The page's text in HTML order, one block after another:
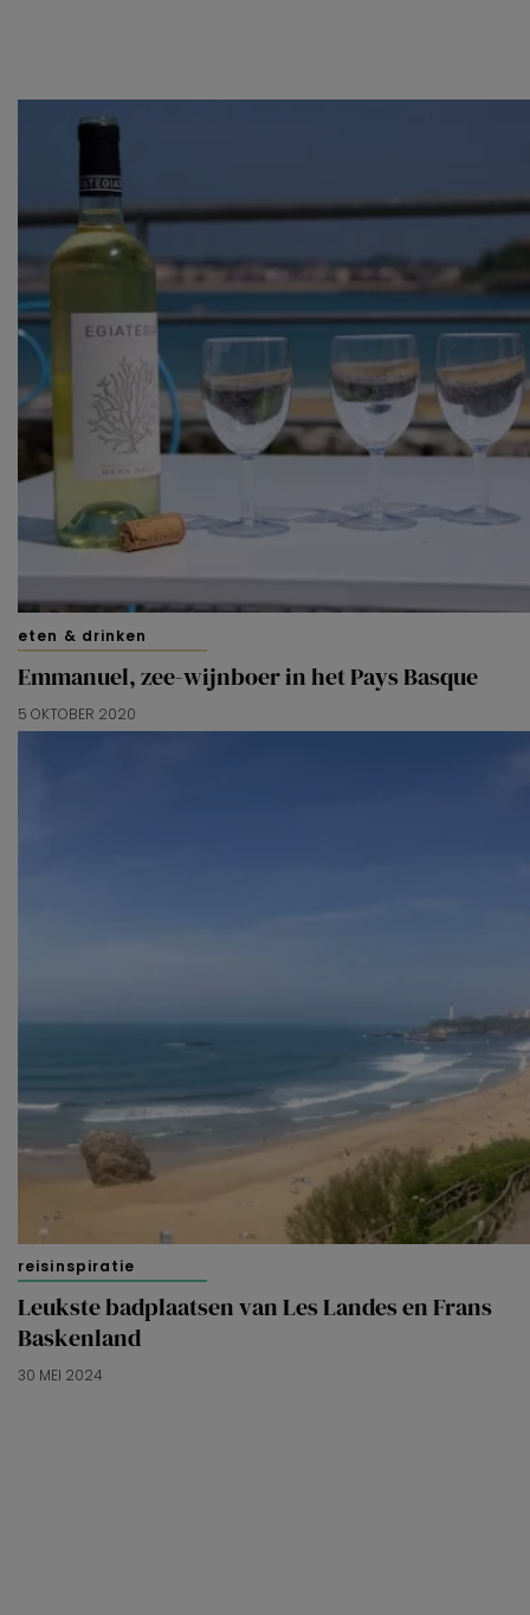
eten & drinken
Emmanuel, zee-wijnboer in het Pays Basque
5 OKTOBER 2020
reisinspiratie
Leukste badplaatsen van Les Landes en Frans
Baskenland
30 MEI 2024